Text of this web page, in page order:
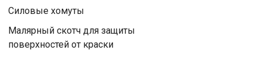
Силовые хомуты
Малярный скотч для защиты
поверхностей от краски